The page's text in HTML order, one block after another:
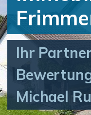
Ihr
Michael